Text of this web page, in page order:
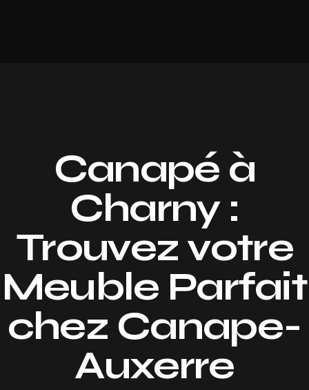
Canapé à
Charny :
Trouvez votre
Meuble Parfait
chez Canape-
Auxerre